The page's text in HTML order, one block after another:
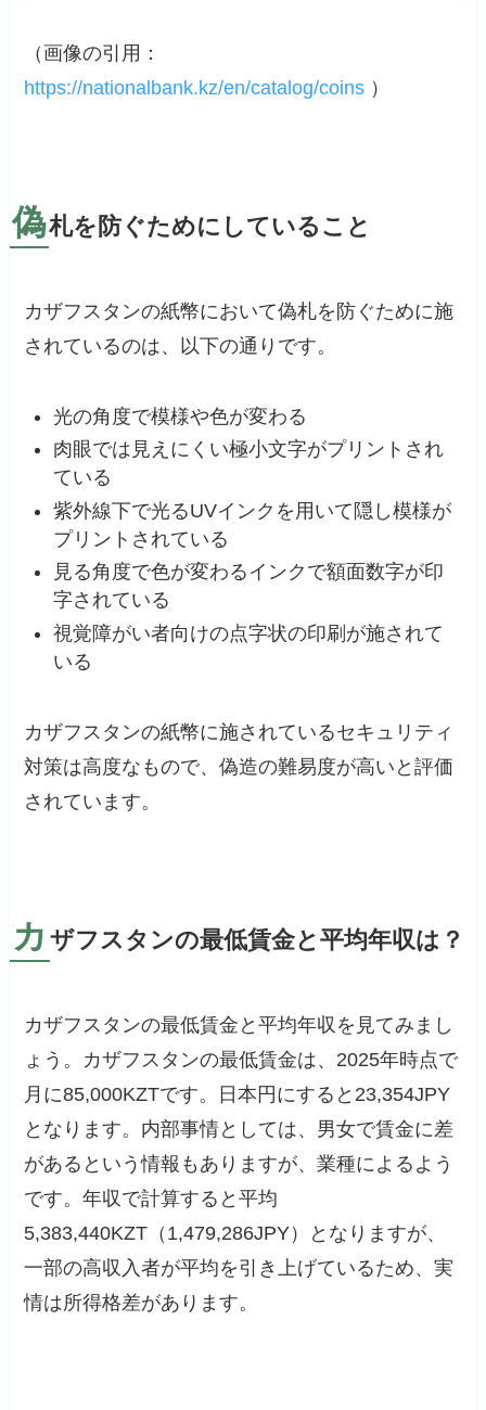
（画像の引用：
https://nationalbank.kz/en/catalog/coins ）
偽札を防ぐためにしていること
カザフスタンの紙幣において偽札を防ぐために施
されているのは、以下の通りです。
光の角度で模様や色が変わる
肉眼では見えにくい極小文字がプリントされ
ている
紫外線下で光るUVインクを用いて隠し模様が
プリントされている
見る角度で色が変わるインクで額面数字が印
字されている
視覚障がい者向けの点字状の印刷が施されて
いる
カザフスタンの紙幣に施されているセキュリティ
対策は高度なもので、偽造の難易度が高いと評価
されています。
カ ザフスタンの最低賃金と平均年収は？
カザフスタンの最低賃金と平均年収を見てみまし
ょう。カザフスタンの最低賃金は、2025年時点で
月に85,000KZTです。日本円にすると23,354JPY
となります。内部事情としては、男女で賃金に差
があるという情報もありますが、業種によるよう
です。年収で計算すると平均
5,383,440KZT（1,479,286JPY）となりますが、
一部の高収入者が平均を引き上げているため、実
情は所得格差があります。